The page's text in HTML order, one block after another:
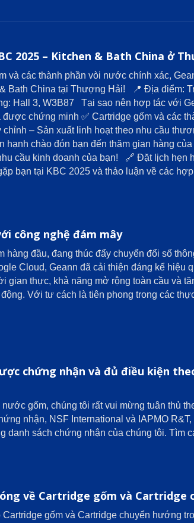
2025 – Kitchen & Bath China ở
và các thành phần vòi nước chính xác,
Bath China tại Thượng Hải! 📍 Địa điểm:
Hall 3, W3B87 Tại sao nên hợp tác với
chứng minh ✅ Cartridge gốm và các
– Sản xuất linh hoạt theo nhu cầu
chào đón bạn đến thăm gian hàng
cầu kinh doanh của bạn! 🔗 Đặt lịch hẹn
bạn tại KBC 2025 và thảo luận về các
công nghệ đám mây
hàng đầu, đang thúc đẩy chuyển đổi số
Cloud, Geann đã cải thiện đáng kể
gian thực, khả năng mở rộng toàn cầu và
Với tư cách là tiên phong trong các
chứng nhận và đủ điều kiện
gốm, chúng tôi rất vui mừng tuân thủ
nhận, NSF International và IAPMO
danh sách chứng nhận của chúng tôi.
về Cartridge gốm và
gốm và Cartridge chuyển hướng